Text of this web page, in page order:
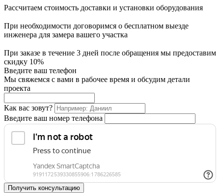
Рассчитаем стоимость доставки и установки оборудования
При необходимости договоримся о бесплатном выезде
инженера для замера вашего участка
При заказе в течение 3 дней после обращения мы предоставим
скидку 10%
Введите ваш телефон
Мы свяжемся с вами в рабочее время и обсудим детали
проекта
Как вас зовут?
Введите ваш номер телефона
Получить консультацию